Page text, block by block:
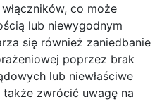
co może
lub niewygodnym
się również zaniedbanie
poprzez brak
lub niewłaściwe
zwrócić uwagę na